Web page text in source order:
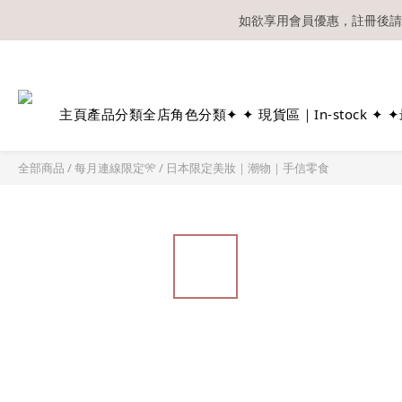
如欲享用會員優惠，註冊後
主頁產品分類全店角色分類✦ ✦ 現貨區｜In-stock ✦ ✦
全部商品 /每月連線限定🎌 / 日本限定美妝｜潮物｜手信零食